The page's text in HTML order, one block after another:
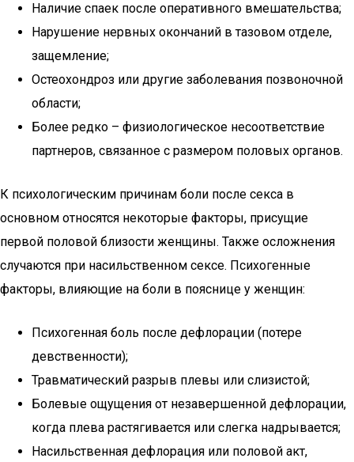
Наличие спаек после оперативного вмешательства;
Нарушение нервных окончаний в тазовом отделе,
защемление;
Остеохондроз или другие заболевания позвоночной
области;
Более редко – физиологическое несоответствие
партнеров, связанное с размером половых органов.
К психологическим причинам боли после секса в
основном относятся некоторые факторы, присущие
первой половой близости женщины. Также осложнения
случаются при насильственном сексе. Психогенные
факторы, влияющие на боли в пояснице у женщин:
Психогенная боль после дефлорации (потере
девственности);
Травматический разрыв плевы или слизистой;
Болевые ощущения от незавершенной дефлорации,
когда плева растягивается или слегка надрывается;
Насильственная дефлорация или половой акт,